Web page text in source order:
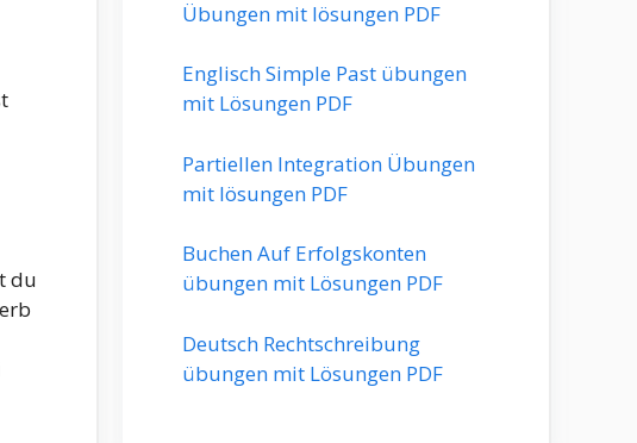
du
Übungen mit lösungen PDF
Englisch Simple Past übungen
mit Lösungen PDF
Partiellen Integration Übungen
mit lösungen PDF
Buchen Auf Erfolgskonten
übungen mit Lösungen PDF
Deutsch Rechtschreibung
übungen mit Lösungen PDF